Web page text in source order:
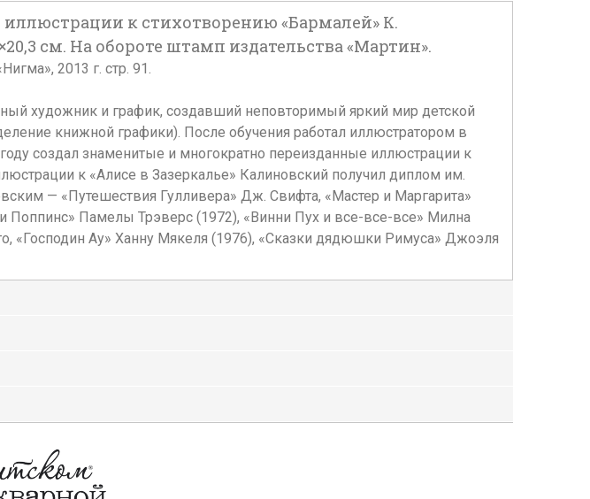
к стихотворению «Бармалей» К.
см. На обороте штамп издательства «Мартин».
2013 г. стр. 91.
художник и график, создавший неповторимый яркий мир детской
книжной графики). После обучения работал иллюстратором в
создал знаменитые и многократно переизданные иллюстрации к
к «Алисе в Зазеркалье» Калиновский получил диплом им.
— «Путешествия Гулливера» Дж. Свифта, «Мастер и Маргарита»
Поппинс» Памелы Трэверс (1972), «Винни Пух и все-все-все» Милна
«Господин Ау» Ханну Мякеля (1976), «Сказки дядюшки Римуса» Джоэля